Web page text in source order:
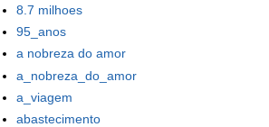
8.7 milhoes
95_anos
a nobreza do amor
a_nobreza_do_amor
a_viagem
abastecimento